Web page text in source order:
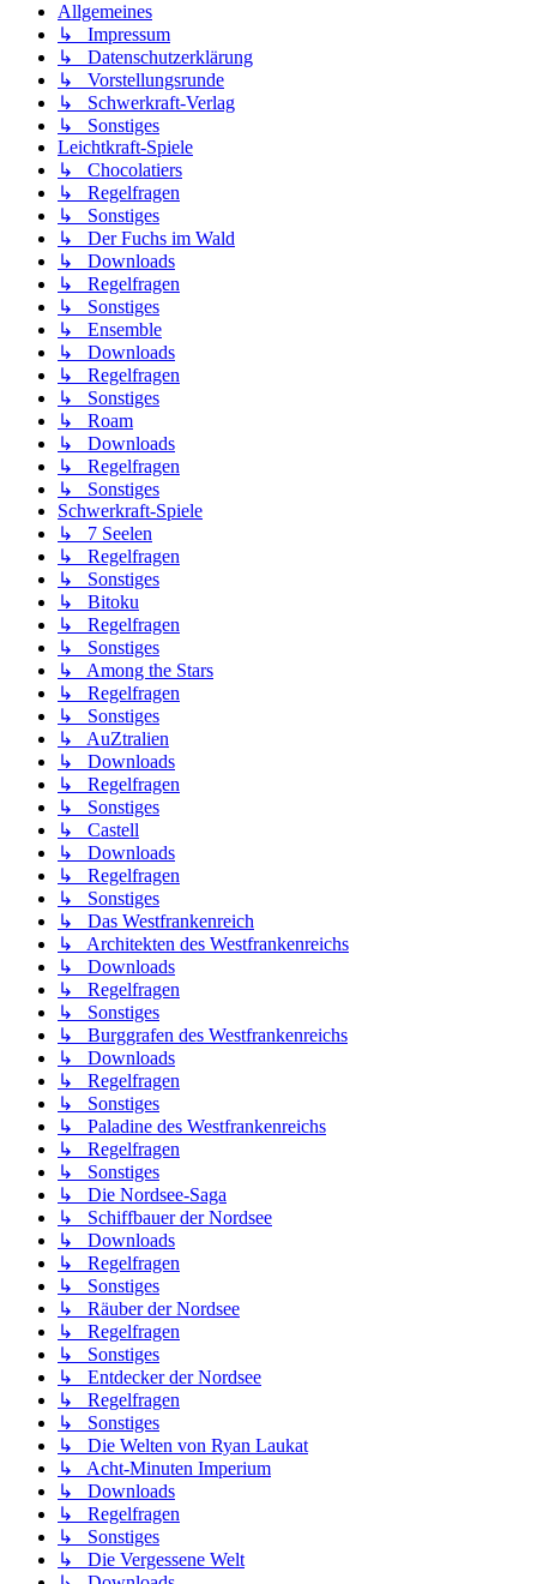
Allgemeines
↳ Impressum
↳ Datenschutzerklärung
↳ Vorstellungsrunde
↳ Schwerkraft-Verlag
↳ Sonstiges
Leichtkraft-Spiele
↳ Chocolatiers
↳ Regelfragen
↳ Sonstiges
↳ Der Fuchs im Wald
↳ Downloads
↳ Regelfragen
↳ Sonstiges
↳ Ensemble
↳ Downloads
↳ Regelfragen
↳ Sonstiges
↳ Roam
↳ Downloads
↳ Regelfragen
↳ Sonstiges
Schwerkraft-Spiele
↳ 7 Seelen
↳ Regelfragen
↳ Sonstiges
↳ Bitoku
↳ Regelfragen
↳ Sonstiges
↳ Among the Stars
↳ Regelfragen
↳ Sonstiges
↳ AuZtralien
↳ Downloads
↳ Regelfragen
↳ Sonstiges
↳ Castell
↳ Downloads
↳ Regelfragen
↳ Sonstiges
↳ Das Westfrankenreich
↳ Architekten des Westfrankenreichs
↳ Downloads
↳ Regelfragen
↳ Sonstiges
↳ Burggrafen des Westfrankenreichs
↳ Downloads
↳ Regelfragen
↳ Sonstiges
↳ Paladine des Westfrankenreichs
↳ Regelfragen
↳ Sonstiges
↳ Die Nordsee-Saga
↳ Schiffbauer der Nordsee
↳ Downloads
↳ Regelfragen
↳ Sonstiges
↳ Räuber der Nordsee
↳ Regelfragen
↳ Sonstiges
↳ Entdecker der Nordsee
↳ Regelfragen
↳ Sonstiges
↳ Die Welten von Ryan Laukat
↳ Acht-Minuten Imperium
↳ Downloads
↳ Regelfragen
↳ Sonstiges
↳ Die Vergessene Welt